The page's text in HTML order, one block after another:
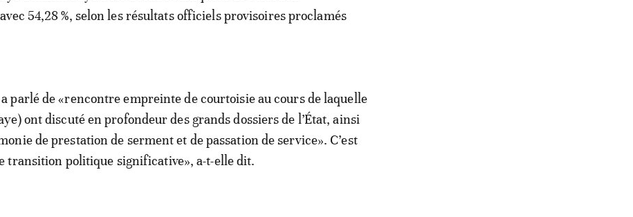
54,28 %, selon les résultats officiels provisoires proclamés
parlé de «rencontre empreinte de courtoisie au cours de laquelle
ont discuté en profondeur des grands dossiers de l’État, ainsi
de prestation de serment et de passation de service». C’est
transition politique significative», a-t-elle dit.